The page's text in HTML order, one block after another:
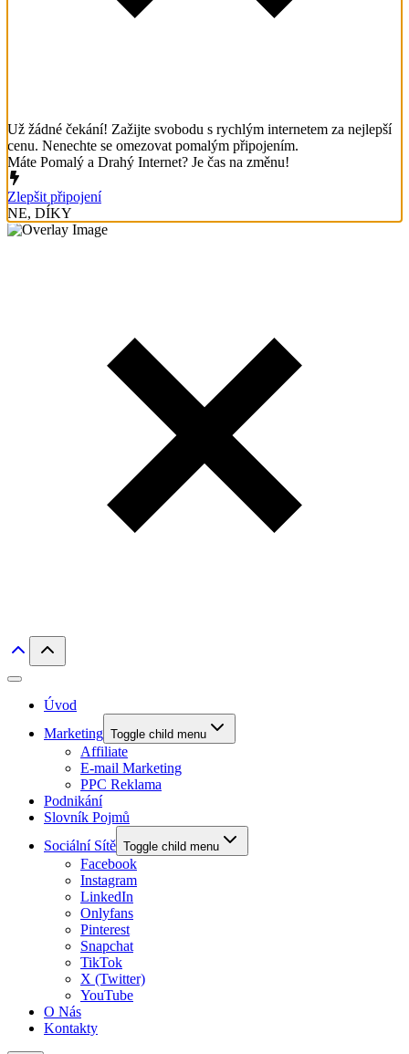
Už žádné čekání! Zažijte svobodu s rychlým internetem za nejlepší
cenu. Nenechte se omezovat pomalým připojením.
Máte Pomalý a Drahý Internet? Je čas na změnu!
Zlepšit připojení
NE, DÍKY
Úvod
Marketing Toggle child menu
Affiliate
E-mail Marketing
PPC Reklama
Podnikání
Slovník Pojmů
Sociální Sítě Toggle child menu
Facebook
Instagram
LinkedIn
Onlyfans
Pinterest
Snapchat
TikTok
X (Twitter)
YouTube
O Nás
Kontakty